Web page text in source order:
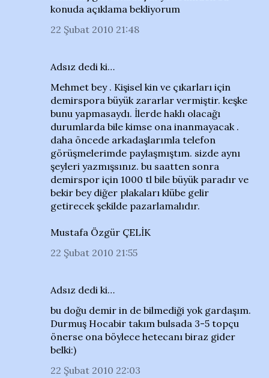
konuda açıklama bekliyorum
22 Şubat 2010 21:48
Adsız dedi ki…
Mehmet bey . Kişisel kin ve çıkarları için
demirspora büyük zararlar vermiştir. keşke
bunu yapmasaydı. İlerde haklı olacağı
durumlarda bile kimse ona inanmayacak .
daha öncede arkadaşlarımla telefon
görüşmelerimde paylaşmıştım. sizde aynı
şeyleri yazmışsınız. bu saatten sonra
demirspor için 1000 tl bile büyük paradır ve
bekir bey diğer plakaları klübe gelir
getirecek şekilde pazarlamalıdır.
Mustafa Özgür ÇELİK
22 Şubat 2010 21:55
Adsız dedi ki…
bu doğu demir in de bilmediği yok gardaşım.
Durmuş Hocabir takım bulsada 3-5 topçu
önerse ona böylece hetecanı biraz gider
belki:)
22 Şubat 2010 22:03